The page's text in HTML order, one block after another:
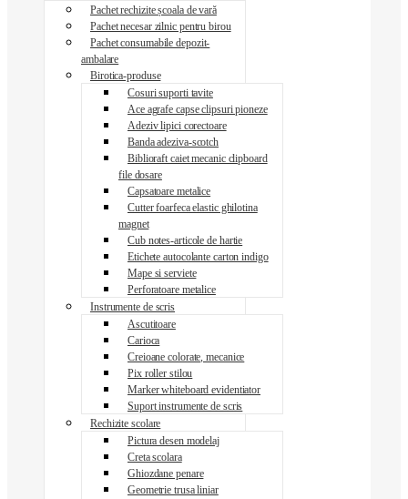
Pachet rechizite școala de vară
Pachet necesar zilnic pentru birou
Pachet consumabile depozit-
ambalare
Birotica-produse
Cosuri suporti tavite
Ace agrafe capse clipsuri pioneze
Adeziv lipici corectoare
Banda adeziva-scotch
Biblioraft caiet mecanic clipboard
file dosare
Capsatoare metalice
Cutter foarfeca elastic ghilotina
magnet
Cub notes-articole de hartie
Etichete autocolante carton indigo
Mape si serviete
Perforatoare metalice
Instrumente de scris
Ascutitoare
Carioca
Creioane colorate, mecanice
Pix roller stilou
Marker whiteboard evidentiator
Suport instrumente de scris
Rechizite scolare
Pictura desen modelaj
Creta scolara
Ghiozdane penare
Geometrie trusa liniar